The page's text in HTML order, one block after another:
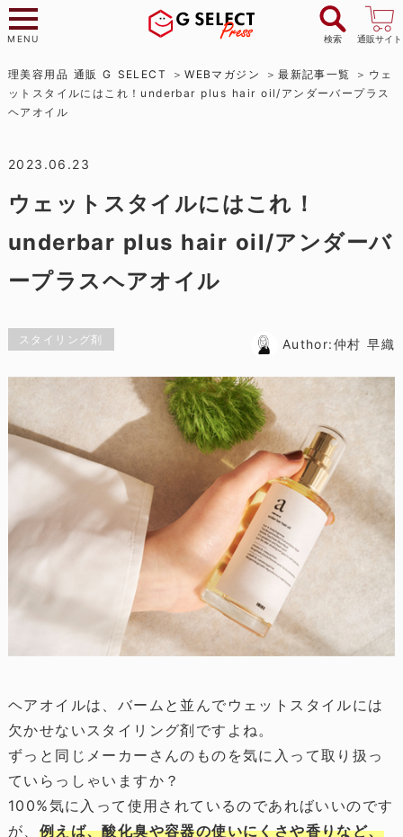
MENU 検索 通販サイト
理美容用品 通販 G SELECT WEBマガジン 最新記事一覧
ウェ
ットスタイルにはこれ！underbar plus hair oil/アンダーバープラス
ヘアオイル
2023.06.23
ウェットスタイルにはこれ！
underbar plus hair oil/アンダーバ
ープラスヘアオイル
スタイリング剤 Author:仲村 早織
ヘアオイルは、バームと並んでウェットスタイルには
欠かせないスタイリング剤ですよね。
ずっと同じメーカーさんのものを気に入って取り扱っ
ていらっしゃいますか？
100%気に入って使用されているのであればいいのです
が、 例えば、酸化臭や容器の使いにくさや香りなど、